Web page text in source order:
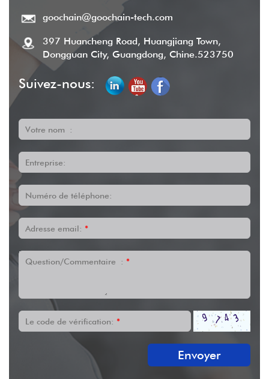
goochain@goochain-tech.com
397 Huancheng Road, Huangjiang Town,
Dongguan City, Guangdong, Chine.523750
Suivez-nous:
Votre nom :
Entreprise:
Numéro de téléphone:
Adresse email: *
Question/Commentaire : *
Le code de vérification: *
Envoyer